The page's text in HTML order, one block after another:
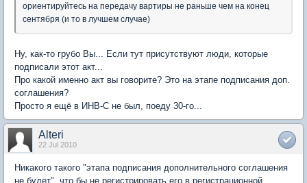
ориентируйтесь на передачу вартиры не раньше чем на конец
сентября (и то в лучшем случае)
Ну, как-то грубо Вы... Если тут присутствуют люди, которые
подписали этот акт...
Про какой именно акт вы говорите? Это на этапе подписания доп.
соглашения?
Просто я ещё в ИНВ-С не был, поеду 30-го...
Alteri
22 Jul 2010
Никакого такого "этапа подписания дополнительного соглашения
не будет", что бы не регистрировать его в регистрационной